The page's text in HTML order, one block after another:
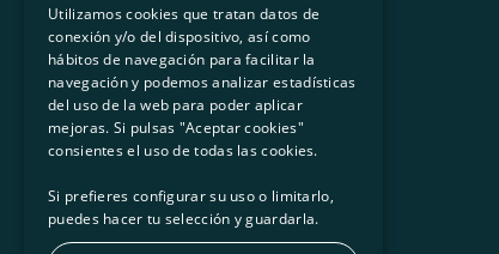
900 103 605
CATALAN
SPANISH
GL
BASQUE
Utilizamos cookies que tratan datos de
conexión y/o del dispositivo, así como
hábitos de navegación para facilitar la
navegación y podemos analizar estadísticas
del uso de la web para poder aplicar
mejoras. Si pulsas "Aceptar cookies"
consientes el uso de todas las cookies.
Si prefieres configurar su uso o limitarlo,
puedes hacer tu selección y guardarla.